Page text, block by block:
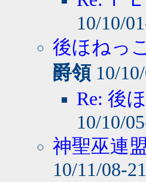
10/10/
後ほねっ
爵領10/
Re: 後
10/10/
神聖巫連
10/11/08-